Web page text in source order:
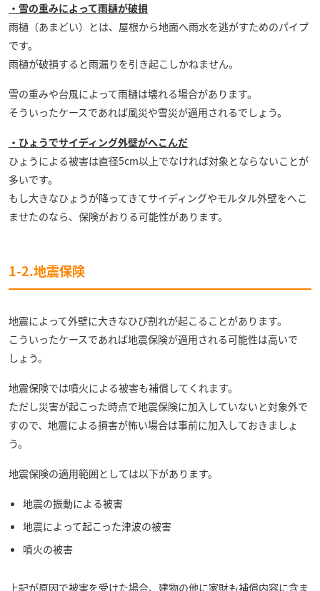
・雪の重みによって雨樋が破損
雨樋（あまどい）とは、屋根から地面へ雨水を逃がすためのパイプ
です。
雨樋が破損すると雨漏りを引き起こしかねません。
雪の重みや台風によって雨樋は壊れる場合があります。
そういったケースであれば風災や雪災が適用されるでしょう。
・ひょうでサイディング外壁がへこんだ
ひょうによる被害は直径5cm以上でなければ対象とならないことが
多いです。
もし大きなひょうが降ってきてサイディングやモルタル外壁をへこ
ませたのなら、保険がおりる可能性があります。
1-2.地震保険
地震によって外壁に大きなひび割れが起こることがあります。
こういったケースであれば地震保険が適用される可能性は高いで
しょう。
地震保険では噴火による被害も補償してくれます。
ただし災害が起こった時点で地震保険に加入していないと対象外で
すので、地震による損害が怖い場合は事前に加入しておきましょ
う。
地震保険の適用範囲としては以下があります。
地震の振動による被害
地震によって起こった津波の被害
噴火の被害
上記が原因で被害を受けた場合、建物の他に家財も補償内容に含ま